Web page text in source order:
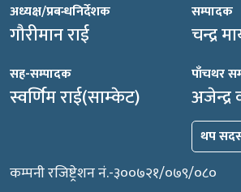
अध्यक्ष/प्रबन्धनिर्देशक
गौरीमान राई
सम्पादक
चन्द्र
सह-सम्पादक
स्वर्णिम राई(साम्केट)
पाँचथर
अजेन्द्र
थप
कम्पनी रजिष्ट्रेशन नं.-३००७२१/०७९/०८०